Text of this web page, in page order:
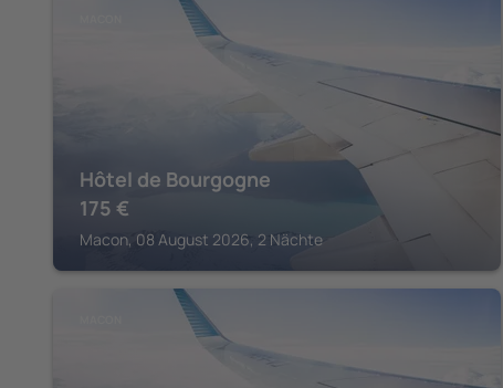
Hôtel de Bourgogne
175 €
Macon, 08 August 2026, 2 Nächte